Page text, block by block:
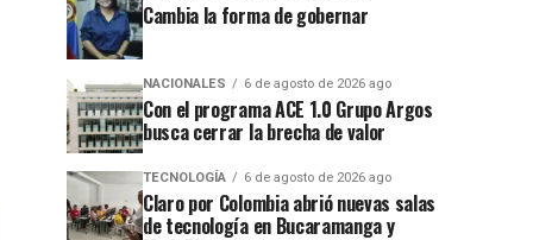
Cambia la forma de gobernar
NACIONALES 6 de agosto de 2026 ago
Con el programa ACE 1.0 Grupo Argos
busca cerrar la brecha de valor
TECNOLOGÍA 6 de agosto de 2026 ago
Claro por Colombia abrió nuevas salas
de tecnología en Bucaramanga y